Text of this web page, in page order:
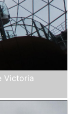
Victoria